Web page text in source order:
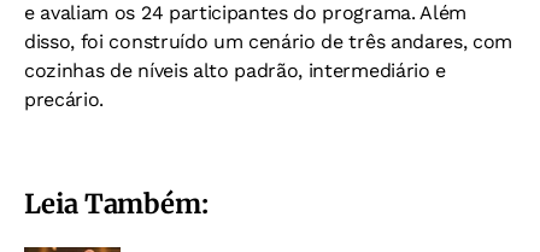
e avaliam os 24 participantes do programa. Além
disso, foi construído um cenário de três andares, com
cozinhas de níveis alto padrão, intermediário e
precário.
Leia Também: